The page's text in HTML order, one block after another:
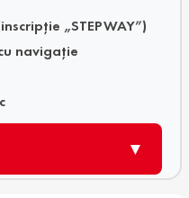
„STEPWAY”)
navigație
▼